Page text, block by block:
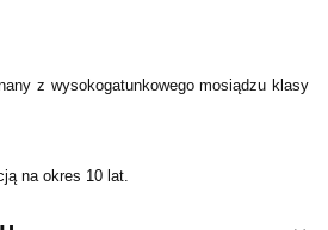
z wysokogatunkowego mosiądzu klasy
na okres 10 lat.